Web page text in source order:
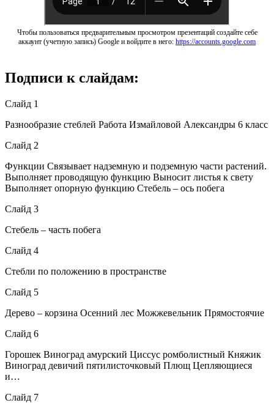
Чтобы пользоваться предварительным просмотром презентаций создайте себе
аккаунт (учетную запись) Google и войдите в него: https://accounts.google.com
Подписи к слайдам:
Слайд 1
Разнообразие стеблей Работа Измайловой Александры 6 класс
Слайд 2
Функции Связывает надземную и подземную части растений.
Выполняет проводящую функцию Выносит листья к свету
Выполняет опорную функцию Стебель – ось побега
Слайд 3
Стебель – часть побега
Слайд 4
Стебли по положению в пространстве
Слайд 5
Дерево – корзина Осенний лес Можжевельник Прямостоячие
Слайд 6
Горошек Виноград амурский Циссус ромболистный Княжик
Виноград девичий пятилисточковый Плющ Цепляющиеся
и…
Слайд 7